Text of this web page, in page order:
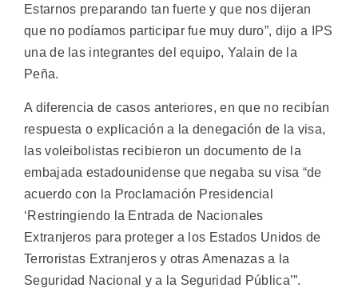
Estarnos preparando tan fuerte y que nos dijeran
que no podíamos participar fue muy duro”, dijo a IPS
una de las integrantes del equipo, Yalain de la
Peña.
A diferencia de casos anteriores, en que no recibían
respuesta o explicación a la denegación de la visa,
las voleibolistas recibieron un documento de la
embajada estadounidense que negaba su visa “de
acuerdo con la Proclamación Presidencial
‘Restringiendo la Entrada de Nacionales
Extranjeros para proteger a los Estados Unidos de
Terroristas Extranjeros y otras Amenazas a la
Seguridad Nacional y a la Seguridad Pública’”.